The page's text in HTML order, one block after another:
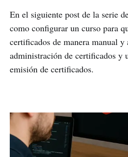
En el siguiente post de la serie
como configurar un curso para
certificados de manera manual
administración de certificados y
emisión de certificados.